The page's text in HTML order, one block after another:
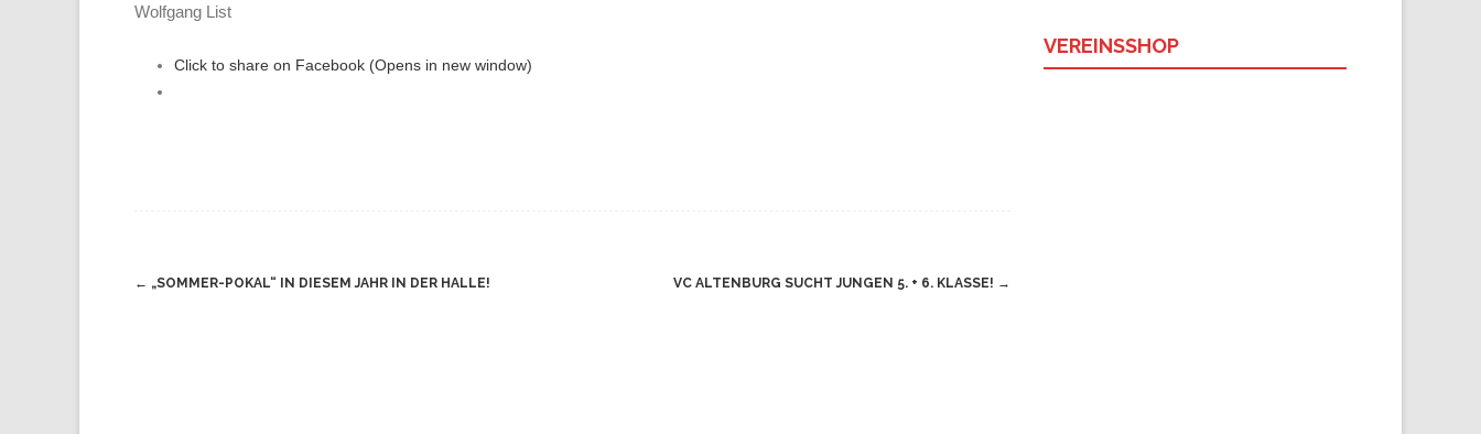
Wolfgang List
Click to share on Facebook (Opens in new window)
Navigation
← „SOMMER-POKAL“ IN DIESEM JAHR IN DER HALLE! VC ALTENBURG SUCHT JUNGEN 5. + 6. KLASSE! →
VEREINSSHOP